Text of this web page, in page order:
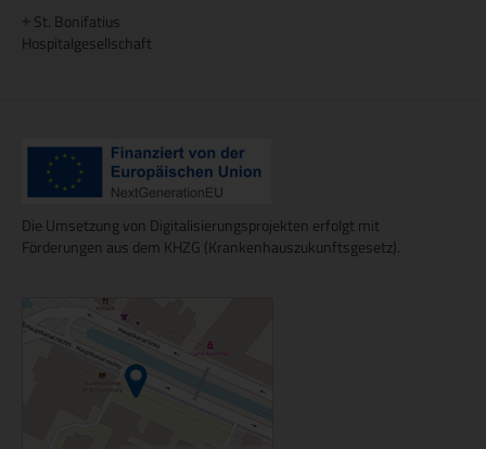
St. Bonifatius
Hospitalgesellschaft
Die Umsetzung von Digitalisierungsprojekten erfolgt mit
Förderungen aus dem KHZG (Krankenhauszukunftsgesetz).